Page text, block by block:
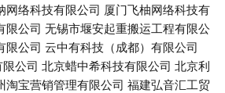
网络科技有限公司 厦门飞柚网络科技有
限公司 无锡市堰安起重搬运工程有限公
限公司 云中有科技（成都）有限公司
公司 北京蜡中希科技有限公司 北京利
淘宝营销管理有限公司 福建弘音汇工贸